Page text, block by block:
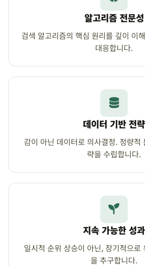
알고리즘 전문성
검색 알고리즘의 핵심 원리를 깊이 이
대응합니다.
데이터 기반 전략
감이 아닌 데이터로 의사결정. 정량적
략을 수립합니다.
지속 가능한 성과
일시적 순위 상승이 아닌, 장기적으로
을 추구합니다.